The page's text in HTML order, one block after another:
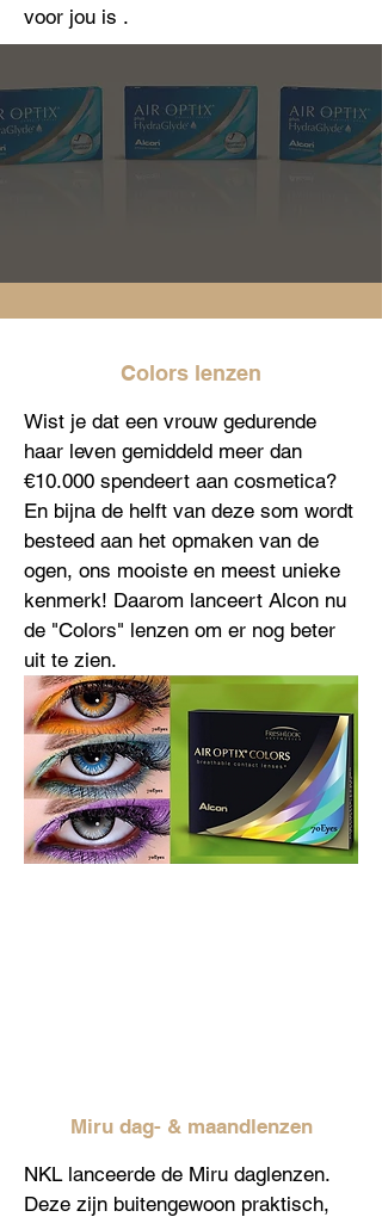
voor jou is .
Colors lenzen
Wist je dat een vrouw gedurende
haar leven gemiddeld meer dan
€10.000 spendeert aan cosmetica?
En bijna de helft van deze som wordt
besteed aan het opmaken van de
ogen, ons mooiste en meest unieke
kenmerk! Daarom lanceert Alcon nu
de "Colors" lenzen om er nog beter
uit te zien.
Miru dag- & maandlenzen
NKL lanceerde de Miru daglenzen.
Deze zijn buitengewoon praktisch,